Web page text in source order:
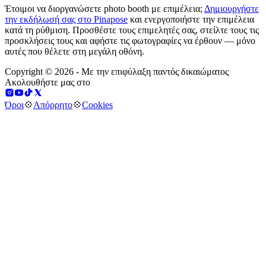
Έτοιμοι να διοργανώσετε photo booth με επιμέλεια; Δημιουργήστε
την εκδήλωσή σας στο Pinapose και ενεργοποιήστε την επιμέλεια
κατά τη ρύθμιση. Προσθέστε τους επιμελητές σας, στείλτε τους τις
προσκλήσεις τους και αφήστε τις φωτογραφίες να έρθουν — μόνο
αυτές που θέλετε στη μεγάλη οθόνη.
Copyright © 2026 - Με την επιφύλαξη παντός δικαιώματος
Ακολουθήστε μας στο
Όροι💠Απόρρητο💠Cookies